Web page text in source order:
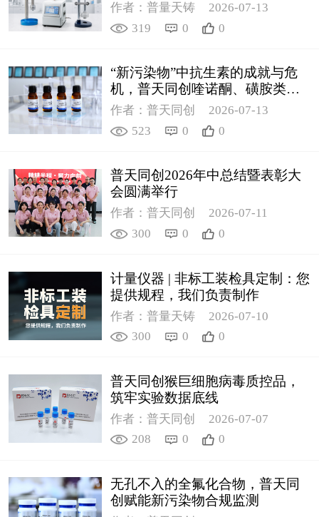
作者：普量天铸
2026-07-13
319
0 0
“新污染物”中抗生素的成就与危
机，普天同创喹诺酮、磺胺类质
控新品筑牢环境安全防线
作者：普天同创
2026-07-13
523
0 0
普天同创2026年中总结暨表彰大
会圆满举行
作者：普天同创
2026-07-11
300
0 0
计量仪器 | 非标工装检具定制：您
提供规程，我们负责制作
作者：普量天铸
2026-07-10
300
0 0
普天同创猴巨细胞病毒质控品，
筑牢实验数据底线
作者：普天同创
2026-07-07
208
0 0
无孔不入的全氟化合物，普天同
创赋能新污染物合规监测